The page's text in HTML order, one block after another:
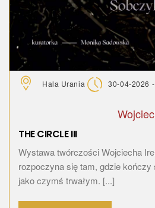
Hala Urania 30-04-2026
THE CIRCLE III
Wystawa twórczości Wojciecha
rozpoczyna się tam, gdzie
jako czymś trwałym. [...]